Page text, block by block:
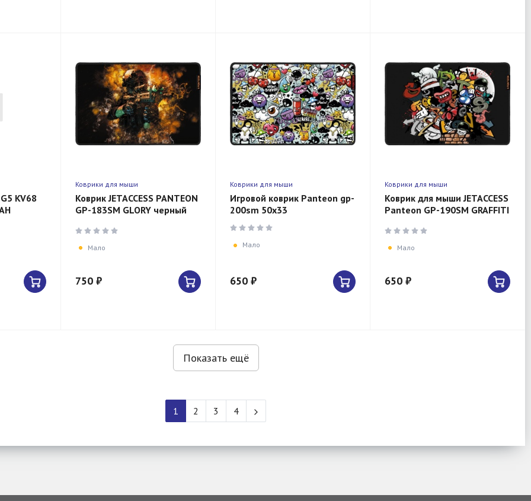
KV68
Коврики для мыши
Коврик JETACCESS PANTEON
GP-183SM GLORY черный
Мало
750 ₽
Коврики для мыши
Игровой коврик Panteon gp-
200sm 50x33
Мало
650 ₽
Коврики для мыши
Коврик для мыши JETACCESS
Panteon GP-190SM GRAFFITI
Control,500x330x3мм)
Мало
650 ₽
Показать ещё
1 2 3 4